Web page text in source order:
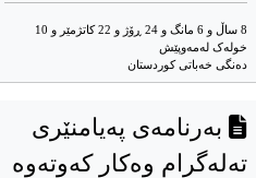
8 ساڵ و 6 مانگ و 24 ڕۆژ و 22 کاتژمێر و 10
خوله‌ک له‌مه‌وپێش‌
دەنگی خەباتی کوردستان
بەرنامەی پەیامنێری
تەلەگرام وەکار کەوتەوە